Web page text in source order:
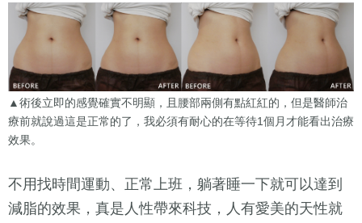
▲術後立即的感覺確實不明顯，且腰部兩側有點紅紅的，但是醫師治
療前就說過這是正常的了，我必須有耐心的在等待1個月才能看出治療
效果。
不用找時間運動、正常上班，躺著睡一下就可以達到
減脂的效果，真是人性帶來科技，人有愛美的天性就